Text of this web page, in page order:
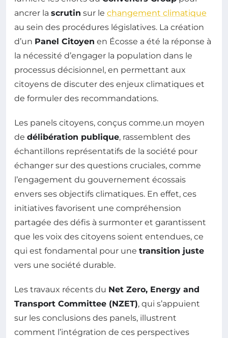
ancrer la scrutin sur le changement climatique
au sein des procédures législatives. La création
d’un Panel Citoyen en Écosse a été la réponse à
la nécessité d’engager la population dans le
processus décisionnel, en permettant aux
citoyens de discuter des enjeux climatiques et
de formuler des recommandations.
Les panels citoyens, conçus comme.un moyen
de délibération publique, rassemblent des
échantillons représentatifs de la société pour
échanger sur des questions cruciales, comme
l’engagement du gouvernement écossais
envers ses objectifs climatiques. En effet, ces
initiatives favorisent une compréhension
partagée des défis à surmonter et garantissent
que les voix des citoyens soient entendues, ce
qui est fondamental pour une transition juste
vers une société durable.
Les travaux récents du Net Zero, Energy and
Transport Committee (NZET), qui s’appuient
sur les conclusions des panels, illustrent
comment l’intégration de ces perspectives